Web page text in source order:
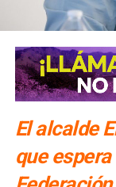
El alcalde
que